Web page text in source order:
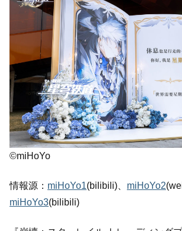
©miHoYo
情報源： miHoYo1(bilibili)、 miHoYo2
miHoYo3(bilibili)